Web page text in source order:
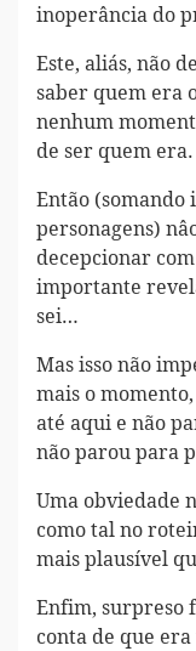
inoperância do
Este, aliás, não
saber quem era
nenhum
de ser quem era.
Então (somando
personagens)
decepcionar
importante
sei…
Mas isso não
mais o
até aqui e não
não parou para
Uma obviedade
como tal no
mais plausível
Enfim, surpreso
conta de que